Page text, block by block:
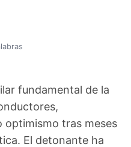
fundamental de la
optimismo tras meses
El detonante ha